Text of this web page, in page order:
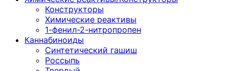
Конструкторы
Химические реактивы
1-фенил-2-нитропропен
Каннабиноиды
Синтетический гашиш
Россыпь